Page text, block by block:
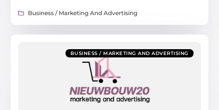
Business / Marketing And Advertising
BUSINESS / MARKETING AND ADVERTISING